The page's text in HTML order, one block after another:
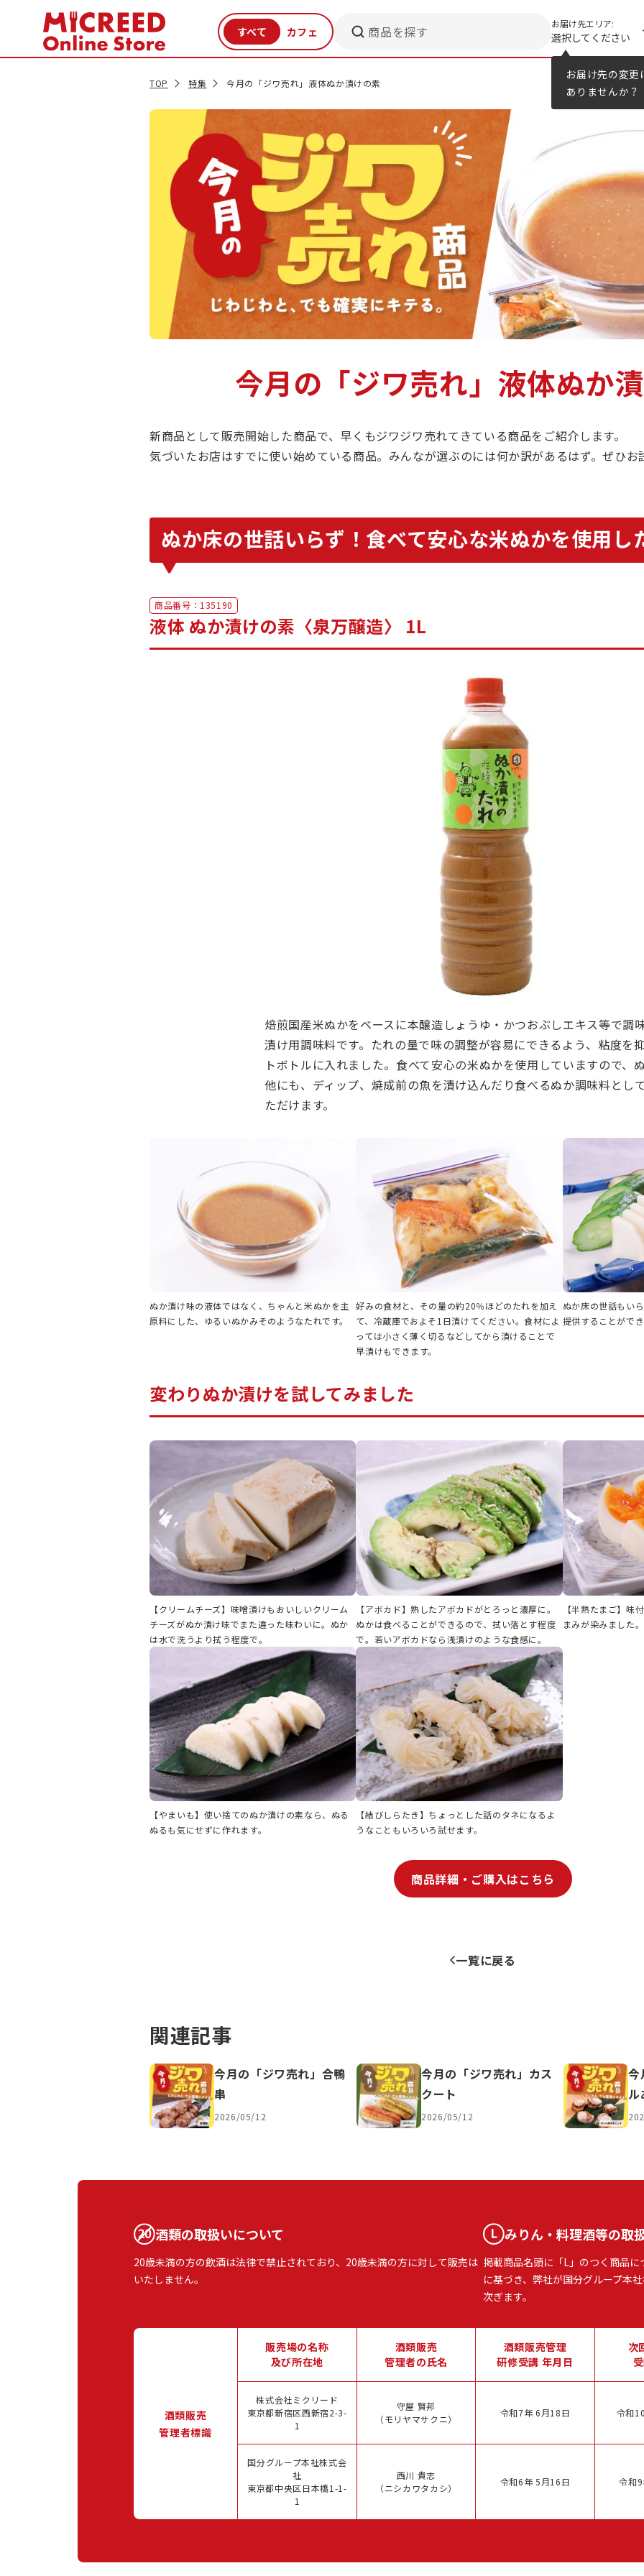
お届け先の変更
ありませんか？
商品を探す お届け先エリア:
選択してください
TOP 特集 今月の「ジワ売れ」液体ぬか漬けの素
今月の「ジワ売れ」液体ぬか
新商品として販売開始した商品で、早くもジワジワ売れてきている商品をご紹介します。
気づいたお店はすでに使い始めている商品。みんなが選ぶのには何か訳があるはず。ぜひお
ぬか床の世話いらず！食べて安心な米ぬかを使用し
商品番号： 135190
液体 ぬか漬けの素〈泉万醸造〉 1L
焙煎国産米ぬかをベースに本醸造しょうゆ・かつおぶしエキス等で調
漬け用調味料です。たれの量で味の調整が容易にできるよう、粘度を
トボトルに入れました。食べて安心の米ぬかを使用していますので、
他にも、ディップ、焼成前の魚を漬け込んだり食べるぬか調味料とし
ただけます。
ぬか漬け味の液体ではなく、ちゃんと米ぬかを主
原料にした、ゆるいぬかみそのようなたれです。
好みの食材と、その量の約20％ほどのたれを加え
て、冷蔵庫でおよそ1日漬けてください。食材によ
っては小さく薄く切るなどしてから漬けることで
早漬けもできます。
ぬか床の世話もい
提供することができ
変わりぬか漬けを試してみました
【クリームチーズ】味噌漬けもおいしいクリーム
チーズがぬか漬け味でまた違った味わいに。ぬか
は水で洗うより拭う程度で。
【アボカド】熟したアボカドがとろっと濃厚に。
ぬかは食べることができるので、拭い落とす程度
で。若いアボカドなら浅漬けのような食感に。
【半熟たまご】味
まみが染みました
【やまいも】使い捨てのぬか漬けの素なら、ぬる
ぬるも気にせずに作れます。
【結びしらたき】ちょっとした話のタネになるよ
うなこともいろいろ試せます。
商品詳細・ご購入はこちら
一覧に戻る
関連記事
今月の「ジワ売れ」合鴨
串
2026/05/12
今月の「ジワ売れ」カス
クート
2026/05/12
今
ル
酒類の取扱いについて
20歳未満の方の飲酒は法律で禁止されており、20歳未満の方に対して販売は
いたしません。
みりん・料理酒等の取
掲載商品名頭に「L」のつく商品
に基づき、弊社が国分グループ本
次ぎます。
酒類販売
管理者標識
販売場の名称
及び所在地
酒類販売
管理者の氏名
酒類販売管理
研修受講 年月日
次
株式会社ミクリード
東京都新宿区西新宿2-3-
1
守屋 賢邦
（モリヤマサクニ）
令和7年 6月18日 令和
国分グループ本社株式会
社
東京都中央区日本橋1-1-
1
西川 貴志
（ニシカワタカシ）
令和6年 5月16日 令和